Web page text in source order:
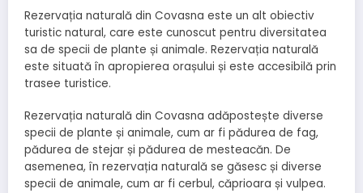
Rezervația naturală din Covasna este un alt obiectiv
turistic natural, care este cunoscut pentru diversitatea
sa de specii de plante și animale. Rezervația naturală
este situată în apropierea orașului și este accesibilă prin
trasee turistice.
Rezervația naturală din Covasna adăpostește diverse
specii de plante și animale, cum ar fi pădurea de fag,
pădurea de stejar și pădurea de mesteacăn. De
asemenea, în rezervația naturală se găsesc și diverse
specii de animale, cum ar fi cerbul, căprioara și vulpea.